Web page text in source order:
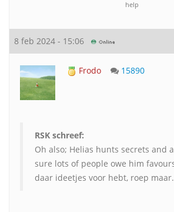
help
8 feb 2024 - 15:06
Frodo 15890
RSK schreef:
Oh also; Helias hunts secrets and
sure lots of people owe him
daar ideetjes voor hebt, roep maar.